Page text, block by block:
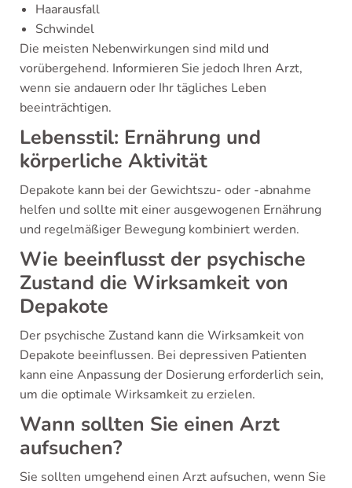
Haarausfall
Schwindel
Die meisten Nebenwirkungen sind mild und
vorübergehend. Informieren Sie jedoch Ihren Arzt,
wenn sie andauern oder Ihr tägliches Leben
beeinträchtigen.
Lebensstil: Ernährung und
körperliche Aktivität
Depakote kann bei der Gewichtszu- oder -abnahme
helfen und sollte mit einer ausgewogenen Ernährung
und regelmäßiger Bewegung kombiniert werden.
Wie beeinflusst der psychische
Zustand die Wirksamkeit von
Depakote
Der psychische Zustand kann die Wirksamkeit von
Depakote beeinflussen. Bei depressiven Patienten
kann eine Anpassung der Dosierung erforderlich sein,
um die optimale Wirksamkeit zu erzielen.
Wann sollten Sie einen Arzt
aufsuchen?
Sie sollten umgehend einen Arzt aufsuchen, wenn Sie